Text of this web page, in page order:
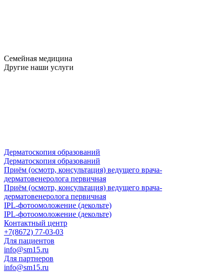
Семейная медицина
Другие наши услуги
Дерматоскопия образований
Дерматоскопия образований
Приём (осмотр, консультация) ведущего врача-
дерматовенеролога первичная
Приём (осмотр, консультация) ведущего врача-
дерматовенеролога первичная
IPL-фотоомоложение (декольте)
IPL-фотоомоложение (декольте)
Контактный центр
+7(8672) 77-03-03
Для пациентов
info@sm15.ru
Для партнеров
info@sm15.ru